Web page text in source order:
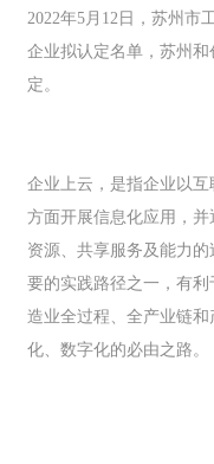
2022年5月12日，苏州市
企业拟认定名单，苏州
定。
企业上云，是指企业以
方面开展信息化应用，
资源、共享服务及能力
要的实践路径之一，有
造业全过程、全产业链
化、数字化的必由之路。